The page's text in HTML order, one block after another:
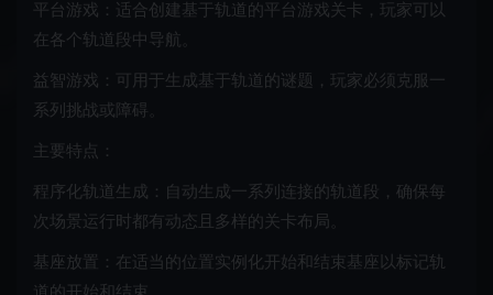
平台游戏：适合创建基于轨道的平台游戏关卡，玩家可以
在各个轨道段中导航。
益智游戏：可用于生成基于轨道的谜题，玩家必须克服一
系列挑战或障碍。
主要特点：
程序化轨道生成：自动生成一系列连接的轨道段，确保每
次场景运行时都有动态且多样的关卡布局。
基座放置：在适当的位置实例化开始和结束基座以标记轨